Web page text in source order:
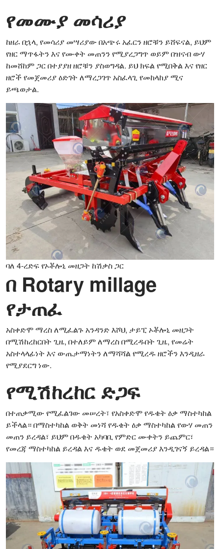
የመሙያ መሳሪያ
ከዘራ በኋላ, የመሳሪያ መሣሪያው በአጭሩ አፈርን ዘሮቹን ይሸፍናል, ይህም
የዘር ማጥፋትን እና የሙቀት መጠንን የሚያረጋግጥ ወይም በዝናብ ውሃ
ከመሸከም ጋር በተያያዘ ዘሮቹን ያስወግዳል. ይህ ክፍል የሚበቅል እና የዘር
ዘሮች የመጀመሪያ ዕድገት ለማረጋገጥ አስፈላጊ የመከላከያ ሚና
ይጫወታል.
ባለ 4-ረድፍ የኦቾሎኒ መዘጋት ከሽቃስ ጋር
በ Rotary millage
የታጠፈ
አስቀድሞ ማረስ ለሚፈልጉ አንዳንድ እሾህ, ታይፒ ኦቾሎኒ መዘጋት
በሚሽከረከርበት ጊዜ, በተለይም ለማረስ በሚረዱበት ጊዜ, የመሬት
አስተላላፊነት እና ውጤታማነትን ለማሻሻል የሚረዱ ዘሮችን እንዲዘራ
የሚያደርግ ነው.
የሚሽከረከር ድጋፍ
በተጠቃሚው የሚፈልገው መሠረት፣ የአስቀድሞ የዱቄት ዕቃ ማስተካከል
ይችላል። በማስተካከል ወቅት መነሻ የዱቄት ዕቃ ማስተካከል የውሃ መጠን
መጠን ይረዳል፣ ይህም በዱቄት አካባቢ የምድር ሙቀትን ይጨምር፣
የመረጃ ማስተካከል ይረዳል እና ዱቄት ወደ መጀመሪያ እንዲገናኝ ይረዳል።